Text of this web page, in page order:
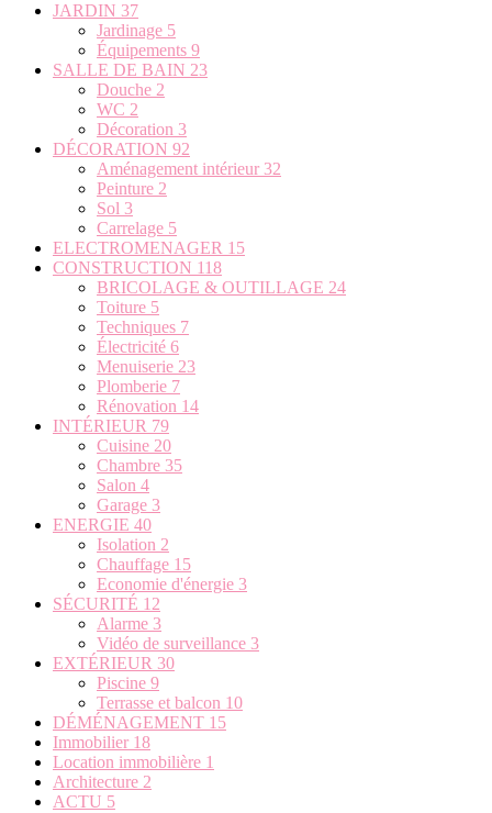
JARDIN 37
Jardinage 5
Équipements 9
SALLE DE BAIN 23
Douche 2
WC 2
Décoration 3
DÉCORATION 92
Aménagement intérieur 32
Peinture 2
Sol 3
Carrelage 5
ELECTROMENAGER 15
CONSTRUCTION 118
BRICOLAGE & OUTILLAGE 24
Toiture 5
Techniques 7
Électricité 6
Menuiserie 23
Plomberie 7
Rénovation 14
INTÉRIEUR 79
Cuisine 20
Chambre 35
Salon 4
Garage 3
ENERGIE 40
Isolation 2
Chauffage 15
Economie d'énergie 3
SÉCURITÉ 12
Alarme 3
Vidéo de surveillance 3
EXTÉRIEUR 30
Piscine 9
Terrasse et balcon 10
DÉMÉNAGEMENT 15
Immobilier 18
Location immobilière 1
Architecture 2
ACTU 5